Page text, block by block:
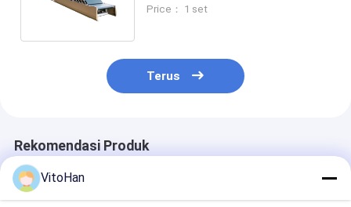
Bergelombang
Price： 1 set
Terus
Rekomendasi Produk
VitoHan